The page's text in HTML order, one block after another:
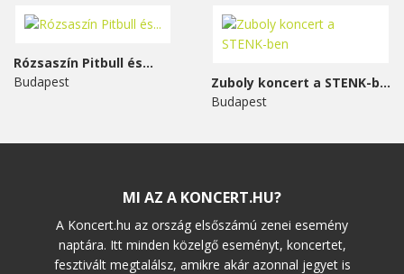
Rózsaszín Pitbull és...
Budapest
Zuboly koncert a STENK-ben
Budapest
MI AZ A KONCERT.HU?
A Koncert.hu az ország elsőszámú zenei esemény
naptára. Itt minden közelgő eseményt, koncertet,
fesztivált megtalálsz, amikre akár azonnal jegyet is